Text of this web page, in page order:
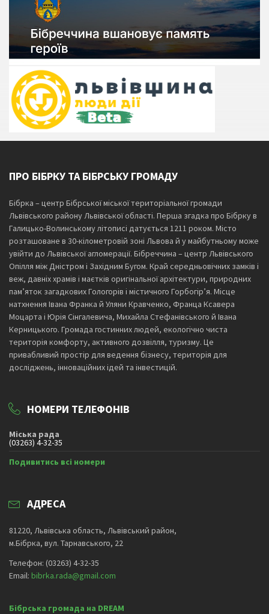
ПРО БІБРКУ ТА БІБРСЬКУ ГРОМАДУ
Бібрка – центр Бібрської міської територіальної громади
Львівського району Львівської області. Перша згадка про Бібрку в
Галицько-Волинському літописі датується 1211 роком. Місто
розташоване в 30-кілометровій зоні Львова й у майбутньому може
увійти до Львівської агломерації. Бібреччина – центр Львівського
Опілля між Дністром і Західним Бугом. Край середньовічних замків і
веж, давніх храмів і маєтків оригінальної архітектури, природних
пам’яток загадкових Гологорів і містичного Горбогір’я. Місце
натхнення Івана Франка й Уляни Кравченко, Франца Ксавера
Моцарта і Юрія Сінгалевича, Михайла Стефанівського й Івана
Керницького. Громада гостинних людей, екологічно чиста
територія комфорту, активного дозвілля, туризму. Це
привабливий простір для ведення бізнесу, територія для
досліджень, інноваційних ідей та інвестицій.
НОМЕРИ ТЕЛЕФОНІВ
Міська рада
(03263) 4-32-35
Подивитись всі номери
АДРЕСА
81220, Львівська область, Львівський район,
м.Бібрка, вул. Тарнавського, 22
Телефон: (03263) 4-32-35
Email: bibrka.rada@gmail.com
Бібрська громада на DREAM